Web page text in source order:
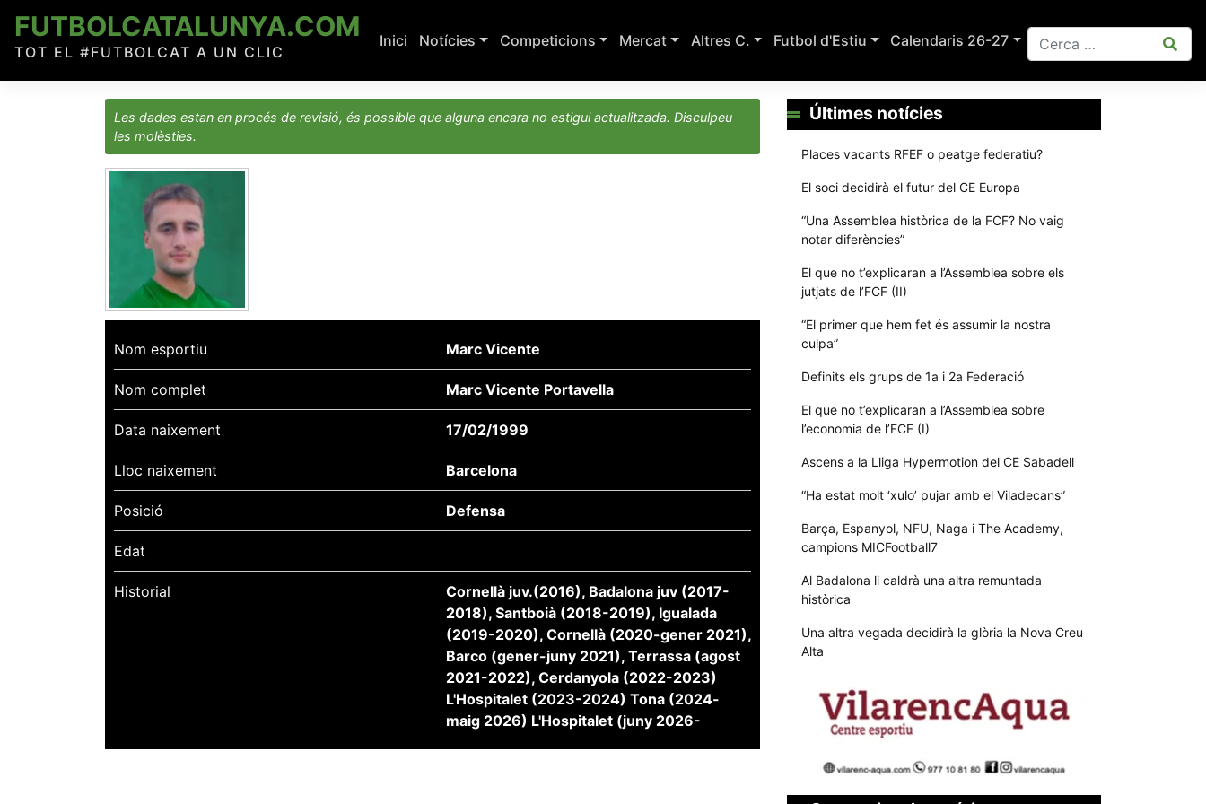
content
FUTBOLCATALUNYA.COM
TOT EL #FUTBOLCAT A UN CLIC
Inici Notícies Competicions Mercat Altres C. Futbol d'Estiu Calendaris 26-27
Les dades estan en procés de revisió, és possible que alguna encara no estigui actualitzada. Disculpeu
les molèsties.
Nom esportiu Marc Vicente
Nom complet Marc Vicente Portavella
Data naixement 17/02/1999
Lloc naixement Barcelona
Posició Defensa
Edat
Historial
Cornellà juv.(2016), Badalona juv (2017-
2018), Santboià (2018-2019), Igualada
(2019-2020), Cornellà (2020-gener 2021),
Barco (gener-juny 2021), Terrassa (agost
2021-2022), Cerdanyola (2022-2023)
L'Hospitalet (2023-2024) Tona (2024-
maig 2026) L'Hospitalet (juny 2026-
Últimes notícies
Places vacants RFEF o peatge federatiu?
El soci decidirà el futur del CE Europa
“Una Assemblea històrica de la FCF? No vaig
notar diferències”
El que no t’explicaran a l’Assemblea sobre els
jutjats de l’FCF (II)
“El primer que hem fet és assumir la nostra
culpa”
Definits els grups de 1a i 2a Federació
El que no t’explicaran a l’Assemblea sobre
l’economia de l’FCF (I)
Ascens a la Lliga Hypermotion del CE Sabadell
“Ha estat molt ‘xulo’ pujar amb el Viladecans”
Barça, Espanyol, NFU, Naga i The Academy,
campions MICFootball7
Al Badalona li caldrà una altra remuntada
històrica
Una altra vegada decidirà la glòria la Nova Creu
Alta
Necessàries
Aquestes
cookies no
són
opcionals,
són
necessàries